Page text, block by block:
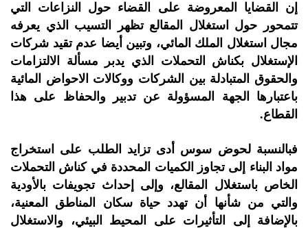
إن القضايا المعروضة على القضاء حول النزاعات التي
تتمحور حول استغلال المقالع تظهر التسيب الذي يعرفه
مجال استغلال الملك المائي، وتبين أيضا عدم تقيد شركات
الإستغلال بكناش التحملات الذي يدبر مسألة الالتزامات
والحقوق المتبادلة بين الشركات ووكالات الاحواض المائية
باعتبارها الجهة المسؤولة عن تدبير والحفاظ على هذا
القطاع.
فبالنسبة لحوض سوس أدى تزايد الطلب على استخراج
مواد البناء إلى تجاوز الكميات المحددة في كناش التحملات
الخاص باستغلال المقالع، وإلى إحداث تجويفات بالأودية
والتي من شأنها أن تهدد حياة سكان المناطق المعنية،
بالإضافة إلى التأثيرات على المحيط البيئي، والاستغلال